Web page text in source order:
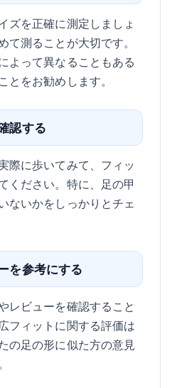
ズを正確に測定しましょ
て測ることが大切です。
よって異なることもある
をお勧めします。
認する
際に歩いてみて、フィッ
ください。特に、足の甲
ないかをしっかりとチェ
を参考にする
レビューを確認すること
フィットに関する評価は
の足の形に似た方の意見